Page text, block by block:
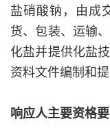
盐硝酸钠，由成
货、包装、运输
化盐并提供化盐
资料文件编制和提
响应人主要资格要